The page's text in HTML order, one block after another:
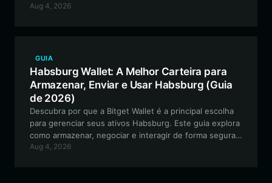
da comunidade e como maximizar sua participação na
Aug 4, 2026
GUIA
Habsburg Wallet: A Melhor Carteira para
Armazenar, Enviar e Usar Habsburg (Guia
de 2026)
Descubra por que a Bitget Wallet é a principal escolha
para gerenciar seus ativos Habsburg. Este guia explora
como armazenar, negociar e interagir de forma segura
com o ecossistema Habsburg Frog usando uma carteira
Aug 4, 2026